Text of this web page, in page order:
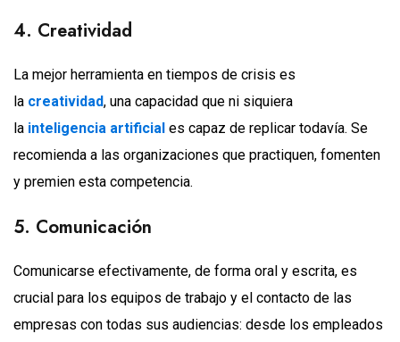
4. Creatividad
La mejor herramienta en tiempos de crisis es
la creatividad, una capacidad que ni siquiera
la inteligencia artificial es capaz de replicar todavía. Se
recomienda a las organizaciones que practiquen, fomenten
y premien esta competencia.
5. Comunicación
Comunicarse efectivamente, de forma oral y escrita, es
crucial para los equipos de trabajo y el contacto de las
empresas con todas sus audiencias: desde los empleados